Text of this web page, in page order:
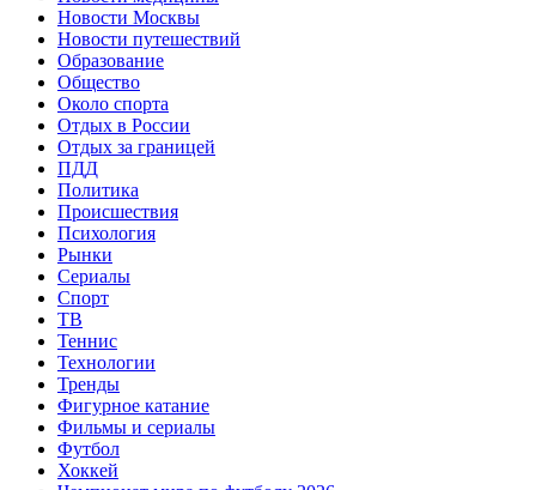
Новости Москвы
Новости путешествий
Образование
Общество
Около спорта
Отдых в России
Отдых за границей
ПДД
Политика
Происшествия
Психология
Рынки
Сериалы
Спорт
ТВ
Теннис
Технологии
Тренды
Фигурное катание
Фильмы и сериалы
Футбол
Хоккей